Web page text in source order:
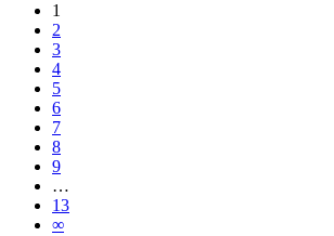
1
2
3
4
5
6
7
8
9
…
13
∞